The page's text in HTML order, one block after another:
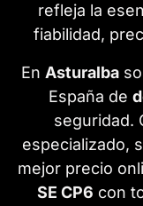
refleja la
fiabilidad,
En Asturalba
España de
seguridad.
especializado,
mejor precio
SE CP6 con